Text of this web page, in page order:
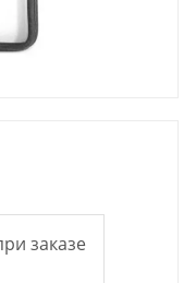
заказе